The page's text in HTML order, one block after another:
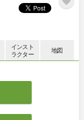
インスト
ラクター
地図